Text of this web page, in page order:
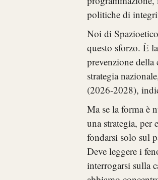
politiche di
Noi di
questo sforzo. È
prevenzione
strategia
(2026-2028),
Ma se la forma è
una strategia, per
fondarsi solo sul
Deve leggere i
interrogarsi sulla